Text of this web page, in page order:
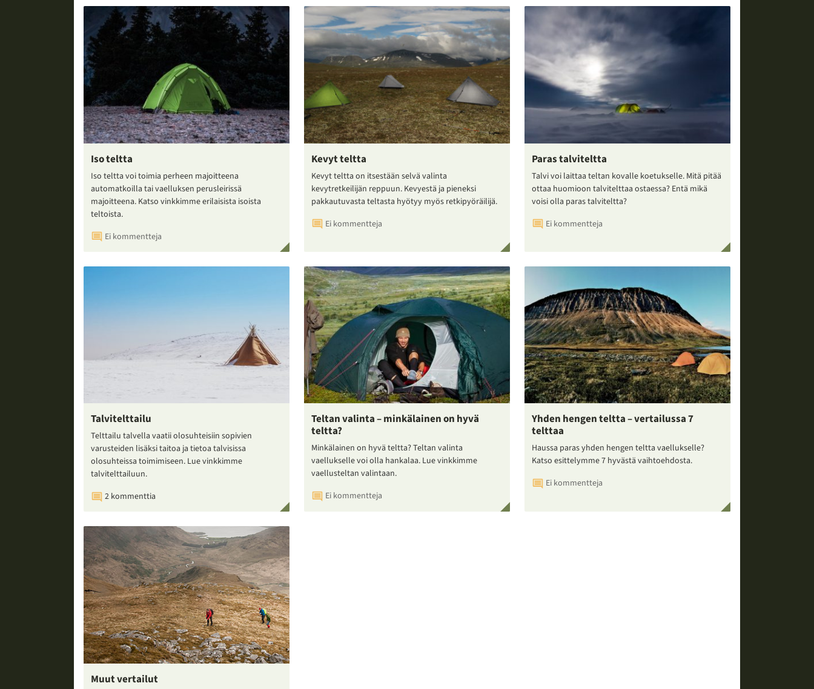
Iso teltta
Iso teltta voi toimia perheen majoitteena
automatkoilla tai vaelluksen perusleirissä
majoitteena. Katso vinkkimme erilaisista isoista
teltoista.
Ei kommentteja
Kevyt teltta
Kevyt teltta on itsestään selvä valinta
kevytretkeilijän reppuun. Kevyestä ja pieneksi
pakkautuvasta teltasta hyötyy myös retkipyöräilijä.
Ei kommentteja
Paras talviteltta
Talvi voi laittaa teltan kovalle koetukselle. Mitä pitää
ottaa huomioon talvitelttaa ostaessa? Entä mikä
voisi olla paras talviteltta?
Ei kommentteja
Talvitelttailu
Telttailu talvella vaatii olosuhteisiin sopivien
varusteiden lisäksi taitoa ja tietoa talvisissa
olosuhteissa toimimiseen. Lue vinkkimme
talvitelttailuun.
2 kommenttia
Teltan valinta – minkälainen on hyvä
teltta?
Minkälainen on hyvä teltta? Teltan valinta
vaellukselle voi olla hankalaa. Lue vinkkimme
vaellusteltan valintaan.
Ei kommentteja
Yhden hengen teltta – vertailussa 7
telttaa
Haussa paras yhden hengen teltta vaellukselle?
Katso esittelymme 7 hyvästä vaihtoehdosta.
Ei kommentteja
Muut vertailut